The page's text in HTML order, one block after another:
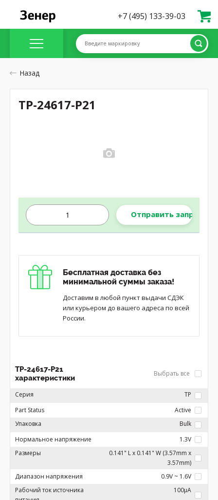
+7 (495) 133-39-03
Введите маркировку
Назад
Отправить запрос
Бесплатная доставка без
минимальной суммы заказа!
Доставим в любой пункт выдачи СДЭК
или курьером до вашего адреса по всей
России.
TP-24617-P21
характеристики
Выбрать все
Серия
TP
Part Status
Active
Упаковка
Bulk
Нормальное напряжение
1.3V
Размеры
0.141" L x 0.141" W (3.57mm x
3.57mm)
Диапазон напряжения
0.9V ~ 1.6V
Рабочий ток источника
100µA
TP-24617-P21